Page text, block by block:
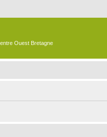
Ouest Bretagne